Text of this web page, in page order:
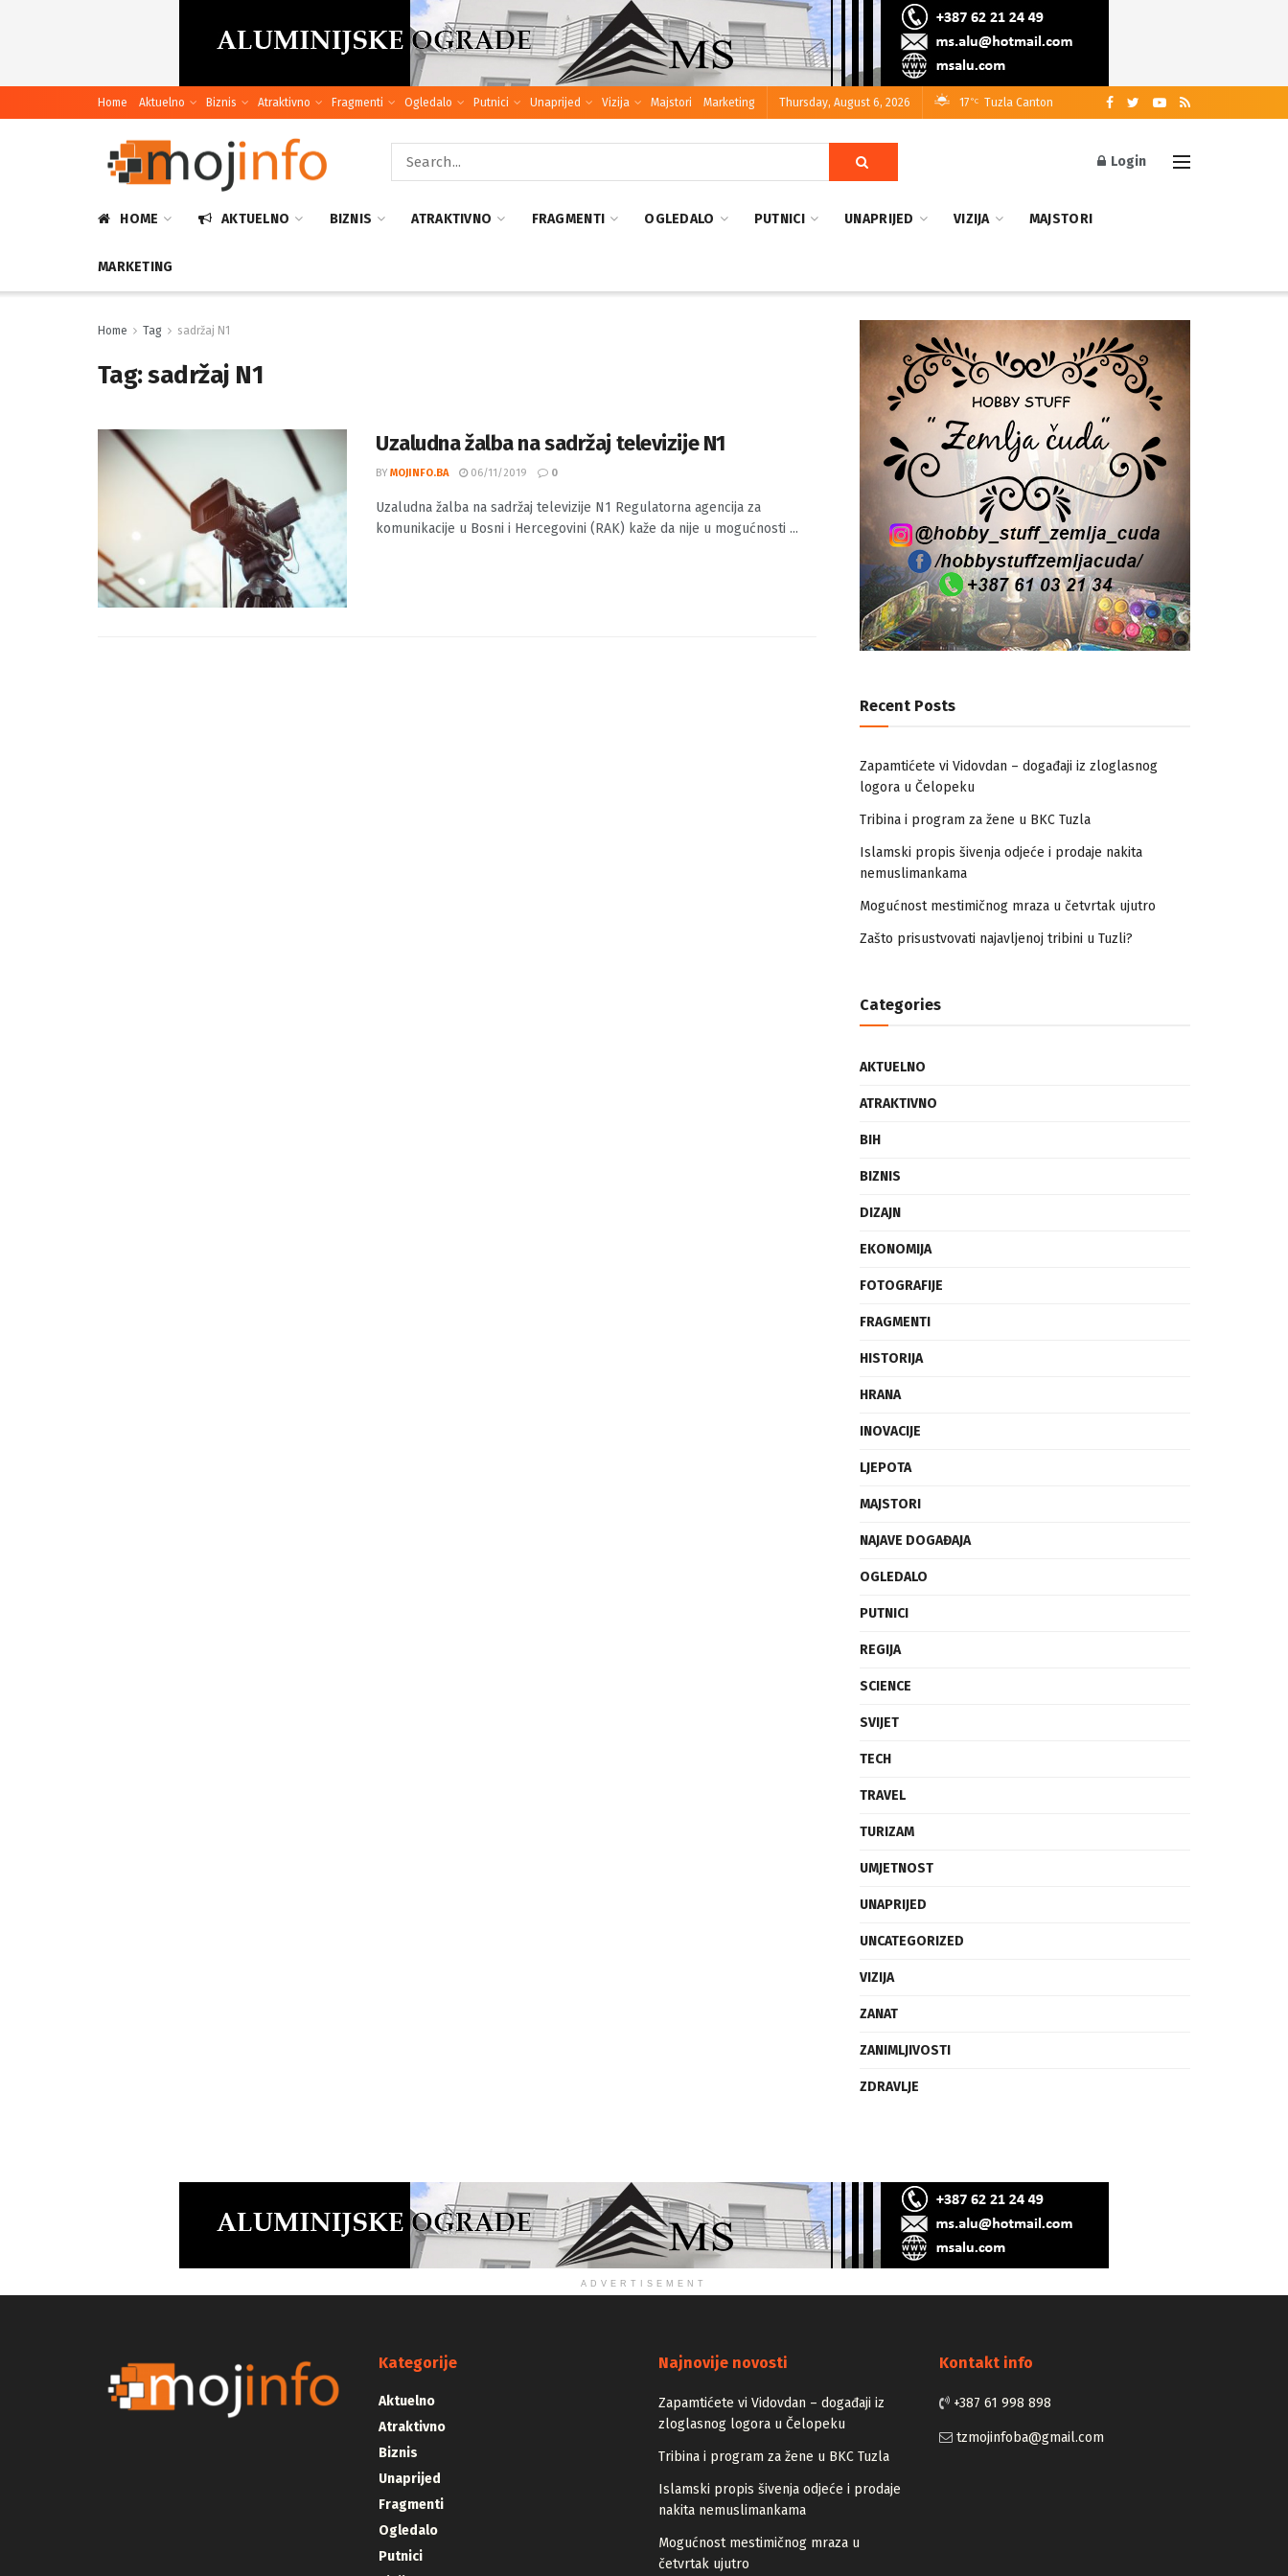
Home Aktuelno Biznis Atraktivno Fragmenti Ogledalo Putnici Unaprijed Vizija Majstori Marketing Thursday, August 6, 2026 17 °C Tuzla Canton
Login
HOME AKTUELNO BIZNIS ATRAKTIVNO FRAGMENTI OGLEDALO PUTNICI UNAPRIJED VIZIJA MAJSTORI
MARKETING
Home Tag sadržaj N1
Tag:sadržaj N1
Uzaludna žalba na sadržaj televizije N1
BY MOJINFO.BA 06/11/2019 0
Uzaludna žalba na sadržaj televizije N1 Regulatorna agencija za
komunikacije u Bosni i Hercegovini (RAK) kaže da nije u mogućnosti ...
Recent Posts
Zapamtićete vi Vidovdan – događaji iz zloglasnog
logora u Čelopeku
Tribina i program za žene u BKC Tuzla
Islamski propis šivenja odjeće i prodaje nakita
nemuslimankama
Mogućnost mestimičnog mraza u četvrtak ujutro
Zašto prisustvovati najavljenoj tribini u Tuzli?
Categories
AKTUELNO
ATRAKTIVNO
BIH
BIZNIS
DIZAJN
EKONOMIJA
FOTOGRAFIJE
FRAGMENTI
HISTORIJA
HRANA
INOVACIJE
LJEPOTA
MAJSTORI
NAJAVE DOGAĐAJA
OGLEDALO
PUTNICI
REGIJA
SCIENCE
SVIJET
TECH
TRAVEL
TURIZAM
UMJETNOST
UNAPRIJED
UNCATEGORIZED
VIZIJA
ZANAT
ZANIMLJIVOSTI
ZDRAVLJE
ADVERTISEMENT
Kategorije
Aktuelno
Atraktivno
Biznis
Unaprijed
Fragmenti
Ogledalo
Putnici
Najnovije novosti
Zapamtićete vi Vidovdan – događaji iz
zloglasnog logora u Čelopeku
Tribina i program za žene u BKC Tuzla
Islamski propis šivenja odjeće i prodaje
nakita nemuslimankama
Mogućnost mestimičnog mraza u
četvrtak ujutro
Kontakt info
+387 61 998 898
tzmojinfoba@gmail.com